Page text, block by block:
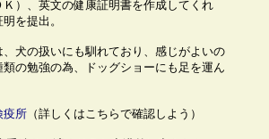
）、英文の健康証明書を作成してくれ
を提出。
犬の扱いにも馴れており、感じがよいの
の勉強の為、ドッグショーにも足を運ん
疫所 （詳しくはこちらで確認しよう）